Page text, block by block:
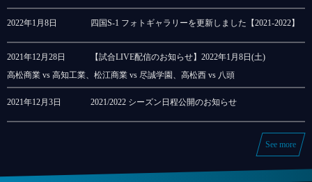
2022年1月8日 四国S-1 フォトギャラリーを更新しました【2021-2022】
2021年12月28日
【試合LIVE配信のお知らせ】2022年1月8日(土)
高松商業 vs 高知工業、松江商業 vs 尽誠学園、高松西 vs 八頭
2021年12月3日 2021/2022 シーズン日程公開のお知らせ
See more